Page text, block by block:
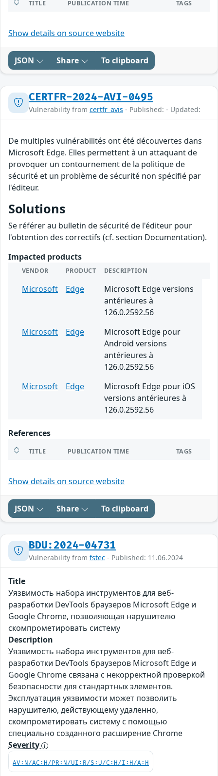
TITLE PUBLICATION TIME TAGS
Show details on source website
JSON Share To clipboard
CERTFR-2024-AVI-0495
Vulnerability from certfr_avis - Published: - Updated:
De multiples vulnérabilités ont été découvertes dans
Microsoft Edge. Elles permettent à un attaquant de
provoquer un contournement de la politique de
sécurité et un problème de sécurité non spécifié par
l'éditeur.
Solutions
Se référer au bulletin de sécurité de l'éditeur pour
l'obtention des correctifs (cf. section Documentation).
Impacted products
VENDOR PRODUCT DESCRIPTION
Microsoft Edge
Microsoft Edge versions
antérieures à
126.0.2592.56
Microsoft
Edge
Microsoft Edge pour
Android versions
antérieures à
126.0.2592.56
Microsoft
Edge
Microsoft Edge pour iOS
versions antérieures à
126.0.2592.56
References
TITLE PUBLICATION TIME TAGS
Show details on source website
JSON Share To clipboard
BDU:2024-04731
Vulnerability from fstec - Published: 11.06.2024
Title
Уязвимость набора инструментов для веб-
разработки DevTools браузеров Microsoft Edge и
Google Chrome, позволяющая нарушителю
скомпрометировать систему
Description
Уязвимость набора инструментов для веб-
разработки DevTools браузеров Microsoft Edge и
Google Chrome связана с некорректной проверкой
безопасности для стандартных элементов.
Эксплуатация уязвимости может позволить
нарушителю, действующему удаленно,
скомпрометировать систему с помощью
специально созданного расширение Chrome
Severity
AV:N/AC:H/PR:N/UI:R/S:U/C:H/I:H/A:H